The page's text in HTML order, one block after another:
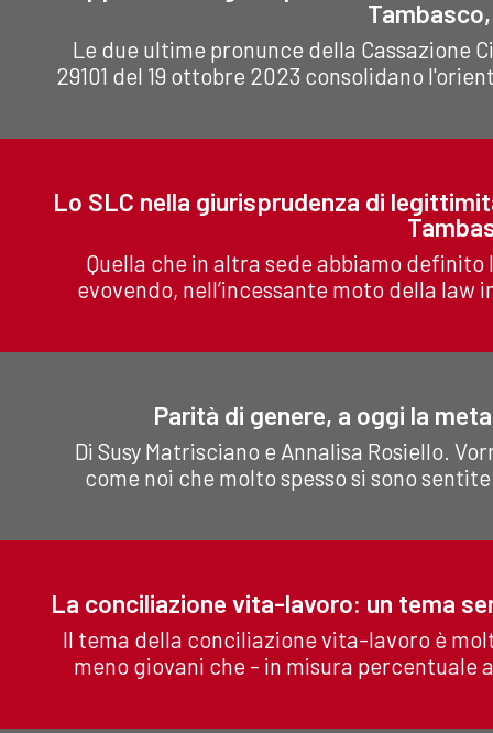
Le due ultime pronunce della Cassazione
29101 del 19 ottobre 2023 consolidano
Lo SLC nella giurisprudenza di
Quella che in altra sede abbiamo
evovendo, nell’incessante moto della
Parità di genere, a oggi la
Di Susy Matrisciano e Annalisa Rosiello.
come noi che molto spesso si sono
La conciliazione vita-lavoro: un tema
Il tema della conciliazione vita-lavoro è
meno giovani che - in misura